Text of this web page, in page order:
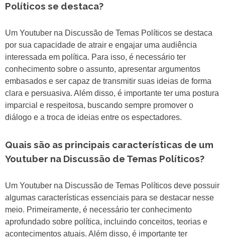
Políticos se destaca?
Um Youtuber na Discussão de Temas Políticos se destaca
por sua capacidade de atrair e engajar uma audiência
interessada em política. Para isso, é necessário ter
conhecimento sobre o assunto, apresentar argumentos
embasados e ser capaz de transmitir suas ideias de forma
clara e persuasiva. Além disso, é importante ter uma postura
imparcial e respeitosa, buscando sempre promover o
diálogo e a troca de ideias entre os espectadores.
Quais são as principais características de um
Youtuber na Discussão de Temas Políticos?
Um Youtuber na Discussão de Temas Políticos deve possuir
algumas características essenciais para se destacar nesse
meio. Primeiramente, é necessário ter conhecimento
aprofundado sobre política, incluindo conceitos, teorias e
acontecimentos atuais. Além disso, é importante ter